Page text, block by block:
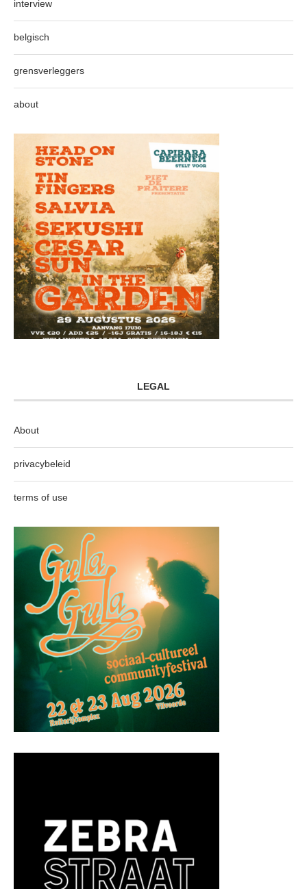
interview
belgisch
grensverleggers
about
LEGAL
About
privacybeleid
terms of use